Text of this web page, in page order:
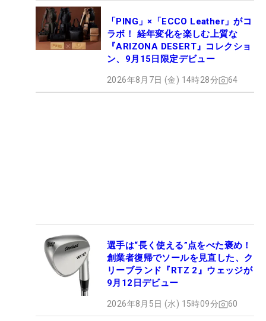
「PING」×「ECCO Leather」がコ
ラボ！ 経年変化を楽しむ上質な
『ARIZONA DESERT』コレクショ
ン、9月15日限定デビュー
2026年8月7日 (金) 14時28分 64
選手は“長く使える”点をべた褒め！
創業者復帰でソールを見直した、ク
リーブランド『RTZ 2』ウェッジが
9月12日デビュー
2026年8月5日 (水) 15時09分 60